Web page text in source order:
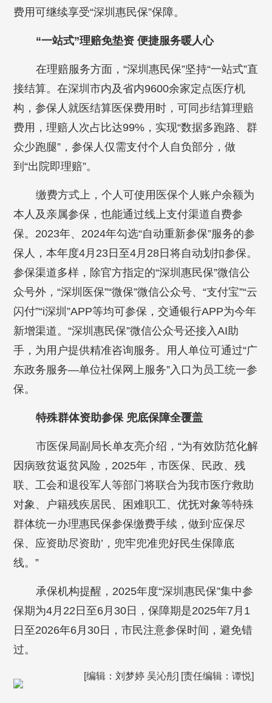
费用可继续享受“深圳惠民保”保障。
“一站式”理赔免垫资 便捷服务暖人心
在理赔服务方面，“深圳惠民保”坚持“一站式”直
接结算。在深圳市内及省内9600余家定点医疗机
构，参保人就医结算医保费用时，可同步结算理赔
费用，理赔人次占比达99%，实现“数据多跑路、群
众少跑腿”，参保人仅需支付个人自负部分，做
到“出院即理赔”。
缴费方式上，个人可使用医保个人账户余额为
本人及亲属参保，也能通过线上支付渠道自费参
保。2023年、2024年勾选“自动重新参保”服务的参
保人，本年度4月23日至4月28日将自动划扣参保。
参保渠道多样，除官方指定的“深圳惠民保”微信公
众号外，“深圳医保”“微保”微信公众号、“支付宝”“云
闪付”“i深圳”APP等均可参保，交通银行APP为今年
新增渠道。“深圳惠民保”微信公众号还接入AI助
手，为用户提供精准咨询服务。用人单位可通过“广
东政务服务—单位社保网上服务”入口为员工统一参
保。
特殊群体资助参保 兜底保障全覆盖
市医保局副局长单友亮介绍，“为有效防范化解
因病致贫返贫风险，2025年，市医保、民政、残
联、工会和退役军人等部门将联合为我市医疗救助
对象、户籍残疾居民、困难职工、优抚对象等特殊
群体统一办理惠民保参保缴费手续，做到‘应保尽
保、应资助尽资助’，兜牢兜准兜好民生保障底
线。”
承保机构提醒，2025年度“深圳惠民保”集中参
保期为4月22日至6月30日，保障期是2025年7月1
日至2026年6月30日，市民注意参保时间，避免错
过。
[编辑：刘梦婷 吴沁彤] [责任编辑：谭悦]